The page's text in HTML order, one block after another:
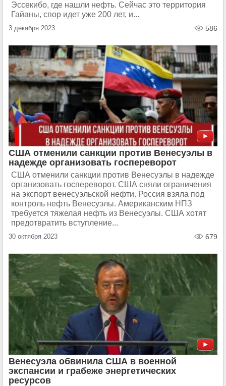
Эссекибо, где нашли нефть. Сейчас это территория
Гайаны, спор идет уже 200 лет, и...
3 декабря 2023 586
США отменили санкции против Венесуэлы в
надежде организовать госпереворот
США отменили санкции против Венесуэлы в надежде
организовать госпереворот. США сняли ограничения
на экспорт венесуэльской нефти. Россия взяла под
контроль нефть Венесуэлы. Американским НПЗ
требуется тяжелая нефть из Венесуэлы. США хотят
предотвратить вступление...
30 октября 2023 679
Венесуэла обвинила США в военной
экспансии и грабеже энергетических
ресурсов